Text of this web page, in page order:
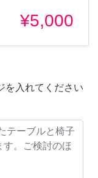
¥5,000
を入れてください